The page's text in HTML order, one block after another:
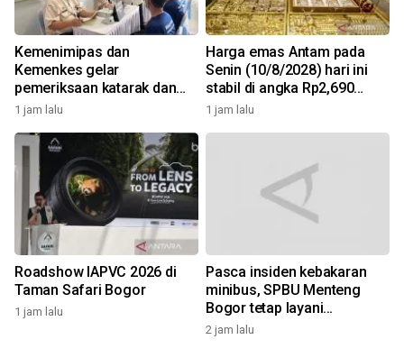
Kemenimipas dan
Kemenkes gelar
pemeriksaan katarak dan
CKG sambut HUT RI
1 jam lalu
Harga emas Antam pada
Senin (10/8/2028) hari ini
stabil di angka Rp2,690
juta/gr
1 jam lalu
Roadshow IAPVC 2026 di
Taman Safari Bogor
1 jam lalu
Pasca insiden kebakaran
minibus, SPBU Menteng
Bogor tetap layani
pengisian solar
2 jam lalu